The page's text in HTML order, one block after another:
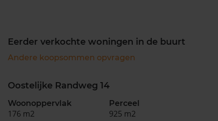
Eerder verkochte woningen in de buurt
Andere koopsommen opvragen
Oostelijke Randweg 14
Woonoppervlak
176 m2
Perceel
925 m2